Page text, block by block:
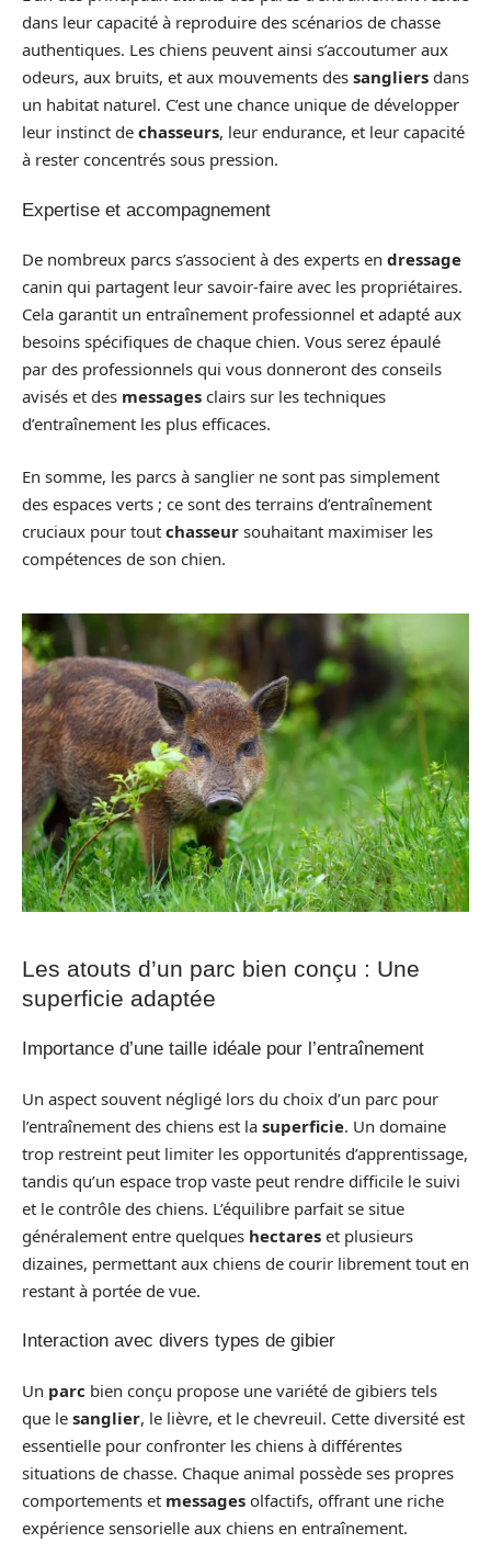
dans leur capacité à reproduire des scénarios de chasse
authentiques. Les chiens peuvent ainsi s’accoutumer aux
odeurs, aux bruits, et aux mouvements des sangliers dans
un habitat naturel. C’est une chance unique de développer
leur instinct de chasseurs, leur endurance, et leur capacité
à rester concentrés sous pression.
Expertise et accompagnement
De nombreux parcs s’associent à des experts en dressage
canin qui partagent leur savoir-faire avec les propriétaires.
Cela garantit un entraînement professionnel et adapté aux
besoins spécifiques de chaque chien. Vous serez épaulé
par des professionnels qui vous donneront des conseils
avisés et des messages clairs sur les techniques
d’entraînement les plus efficaces.
En somme, les parcs à sanglier ne sont pas simplement
des espaces verts ; ce sont des terrains d’entraînement
cruciaux pour tout chasseur souhaitant maximiser les
compétences de son chien.
Les atouts d’un parc bien conçu : Une
superficie adaptée
Importance d’une taille idéale pour l’entraînement
Un aspect souvent négligé lors du choix d’un parc pour
l’entraînement des chiens est la superficie. Un domaine
trop restreint peut limiter les opportunités d’apprentissage,
tandis qu’un espace trop vaste peut rendre difficile le suivi
et le contrôle des chiens. L’équilibre parfait se situe
généralement entre quelques hectares et plusieurs
dizaines, permettant aux chiens de courir librement tout en
restant à portée de vue.
Interaction avec divers types de gibier
Un parc bien conçu propose une variété de gibiers tels
que le sanglier, le lièvre, et le chevreuil. Cette diversité est
essentielle pour confronter les chiens à différentes
situations de chasse. Chaque animal possède ses propres
comportements et messages olfactifs, offrant une riche
expérience sensorielle aux chiens en entraînement.